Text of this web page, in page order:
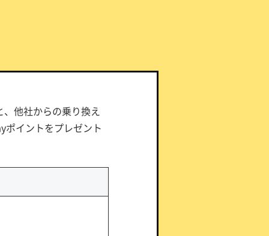
他社からの乗り換え
ポイントをプレゼント